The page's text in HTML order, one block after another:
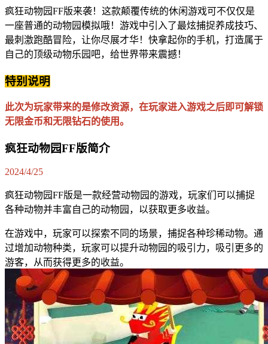
疯狂动物园FF版来袭！这款颠覆传统的休闲游戏可不仅仅是
一座普通的动物园模拟哦！游戏中引入了最炫捕捉养成技巧、
最刺激跑酷冒险，让你尽展才华！快拿起你的手机，打造属于
自己的顶级动物乐园吧，给世界带来震撼！
特别说明
此次为玩家带来的是修改资源，在玩家进入游戏之后即可解锁
无限金币和无限钻石的使用。
疯狂动物园FF版简介
2024/4/25
疯狂动物园FF版是一款经营动物园的游戏，玩家们可以捕捉
各种动物并丰富自己的动物园，以获取更多收益。
在游戏中，玩家可以探索不同的场景，捕捉各种珍稀动物。通
过增加动物种类，玩家可以提升动物园的吸引力，吸引更多的
游客，从而获得更多的收益。